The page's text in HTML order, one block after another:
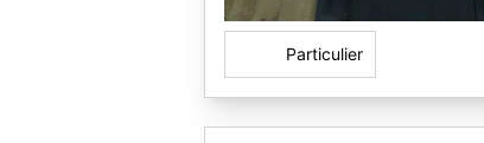
Particulier